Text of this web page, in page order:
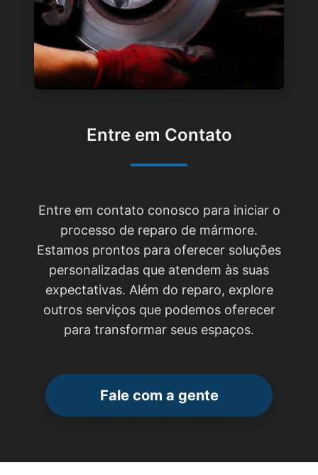
Entre em Contato
Entre em contato conosco para iniciar o
processo de reparo de mármore.
Estamos prontos para oferecer soluções
personalizadas que atendem às suas
expectativas. Além do reparo, explore
outros serviços que podemos oferecer
para transformar seus espaços.
Fale com a gente